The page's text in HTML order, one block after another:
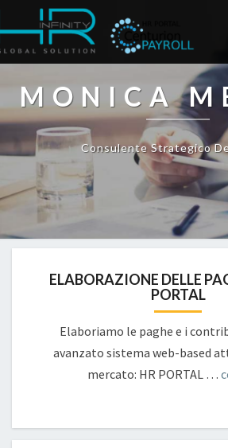
MONICA
Consulente Strategico
ELABORAZIONE DELLE
PORTAL
Elaboriamo le paghe e i
avanzato sistema web-based
mercato: HR PORTAL …